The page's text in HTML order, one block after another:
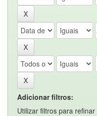
Adicionar filtros:
Utilizar filtros para